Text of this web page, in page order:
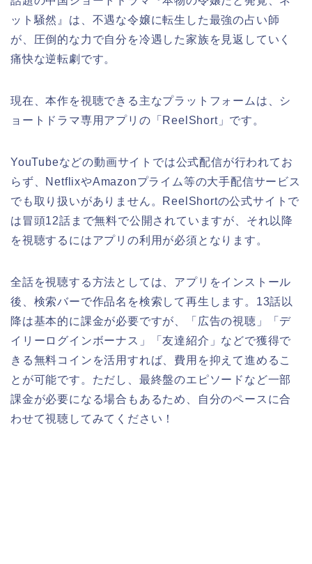
ット騒然』は、不遇な令嬢に転生した最強の占い師
が、圧倒的な力で自分を冷遇した家族を見返していく
痛快な逆転劇です。
現在、本作を視聴できる主なプラットフォームは、シ
ョートドラマ専用アプリの「ReelShort」です。
YouTubeなどの動画サイトでは公式配信が行われてお
らず、NetflixやAmazonプライム等の大手配信サービス
でも取り扱いがありません。ReelShortの公式サイトで
は冒頭12話まで無料で公開されていますが、それ以降
を視聴するにはアプリの利用が必須となります。
全話を視聴する方法としては、アプリをインストール
後、検索バーで作品名を検索して再生します。13話以
降は基本的に課金が必要ですが、「広告の視聴」「デ
イリーログインボーナス」「友達紹介」などで獲得で
きる無料コインを活用すれば、費用を抑えて進めるこ
とが可能です。ただし、最終盤のエピソードなど一部
課金が必要になる場合もあるため、自分のペースに合
わせて視聴してみてください！